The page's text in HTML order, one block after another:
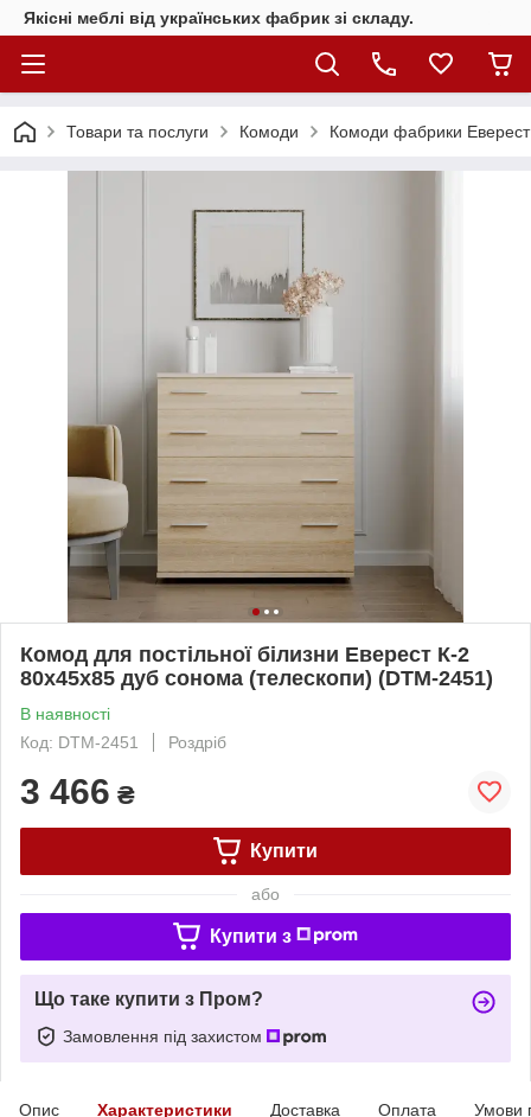
Якісні меблі від українських фабрик зі складу.
Товари та послуги Комоди Комоди фабрики Еверест
Комод для постільної білизни Еверест К-2
80х45х85 дуб сонома (телескопи) (DTM-2451)
В наявності
Код: DTM-2451
Роздріб
3 466 ₴
Купити
або
Купити з
Що таке купити з Пром?
Замовлення під захистом
Опис Характеристики Доставка Оплата Умови